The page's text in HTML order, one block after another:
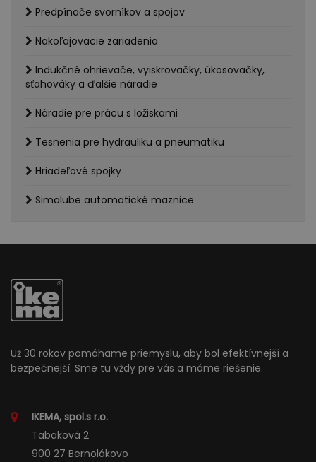
Predpínače svorníkov a spojov
Nakoľajovacie zariadenia
Indukčné ohrievače, vyiskrovačky, úkosovačky,
sťahováky a ďalšie náradie
Náradie pre prácu s ložiskami
Tesnenia pre hydrauliku a pneumatiku
Hriadeľové spojky
Simalube automatické maznice
Už 30 rokov pomáhame priemyslu, aby bol efektívnejší a
bezpečnejší. Sme tu vždy pre vás a máme riešenie.
IKEMA, spol.s r.o.
Tabaková 2
900 27 Bernolákovo